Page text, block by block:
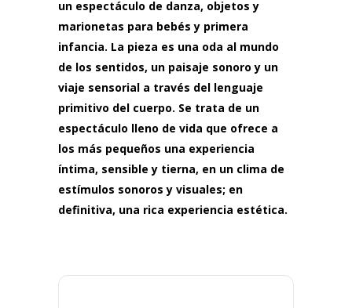
un espectáculo de danza, objetos y
marionetas para bebés y primera
infancia. La pieza es una oda al mundo
de los sentidos, un paisaje sonoro y un
viaje sensorial a través del lenguaje
primitivo del cuerpo. Se trata de un
espectáculo lleno de vida que ofrece a
los más pequeños una experiencia
íntima, sensible y tierna, en un clima de
estímulos sonoros y visuales; en
definitiva, una rica experiencia estética.